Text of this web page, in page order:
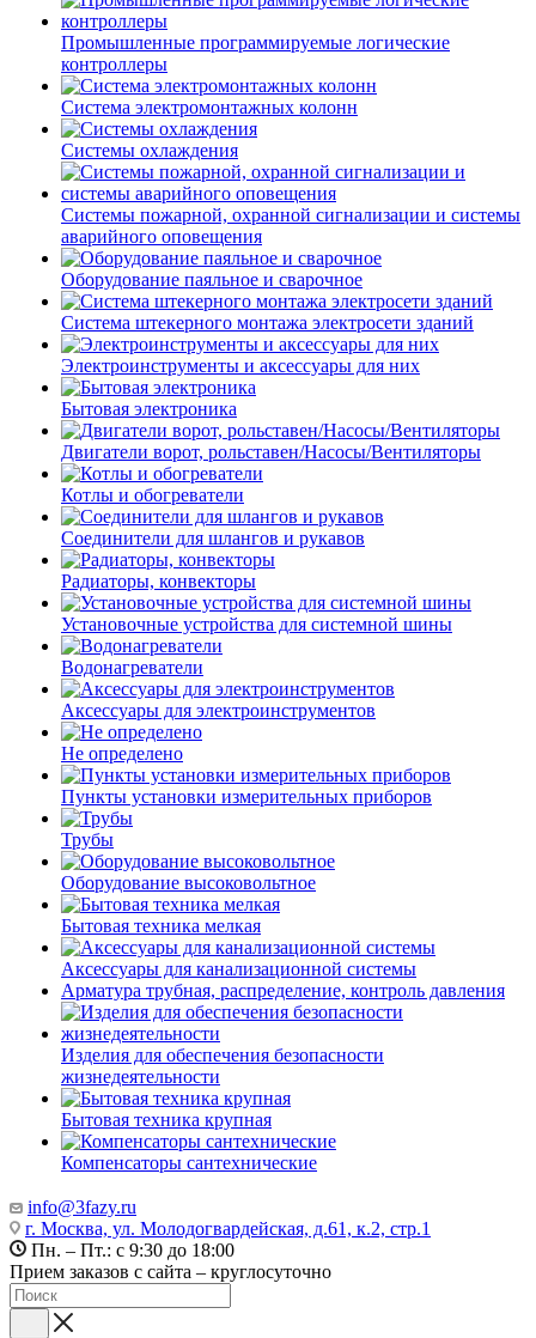
Промышленные программируемые логические
контроллеры
Система электромонтажных колонн
Системы охлаждения
Системы пожарной, охранной сигнализации и системы
аварийного оповещения
Оборудование паяльное и сварочное
Система штекерного монтажа электросети зданий
Электроинструменты и аксессуары для них
Бытовая электроника
Двигатели ворот, рольставен/Насосы/Вентиляторы
Котлы и обогреватели
Соединители для шлангов и рукавов
Радиаторы, конвекторы
Установочные устройства для системной шины
Водонагреватели
Аксессуары для электроинструментов
Не определено
Пункты установки измерительных приборов
Трубы
Оборудование высоковольтное
Бытовая техника мелкая
Аксессуары для канализационной системы
Арматура трубная, распределение, контроль давления
Изделия для обеспечения безопасности
жизнедеятельности
Бытовая техника крупная
Компенсаторы сантехнические
info@3fazy.ru
г. Москва, ул. Молодогвардейская, д.61, к.2, стр.1
Пн. – Пт.: с 9:30 до 18:00
Прием заказов с сайта – круглосуточно